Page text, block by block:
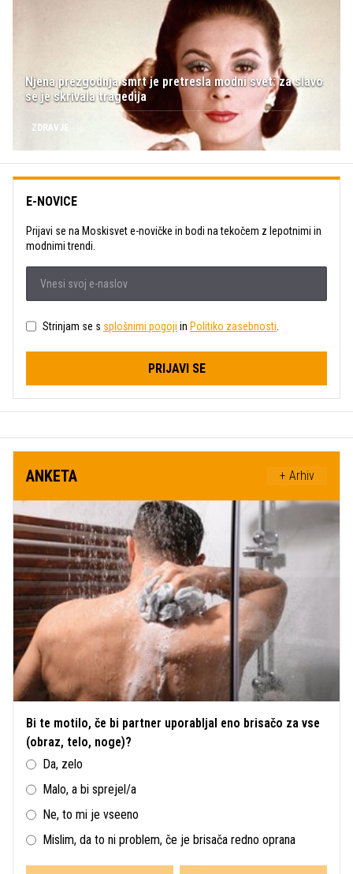
Njena prezgodnja smrt je pretresla modni svet: za slavo
se je skrivala tragedija
ZDRAVJE
E-NOVICE
Prijavi se na Moskisvet e-novičke in bodi na tekočem z lepotnimi in
modnimi trendi.
Strinjam se s splošnimi pogoji in Politiko zasebnosti
PRIJAVI SE
ANKETA + Arhiv
Bi te motilo, če bi partner uporabljal eno brisačo za vse
(obraz, telo, noge)?
Da, zelo
Malo, a bi sprejel/a
Ne, to mi je vseeno
Mislim, da to ni problem, če je brisača redno oprana